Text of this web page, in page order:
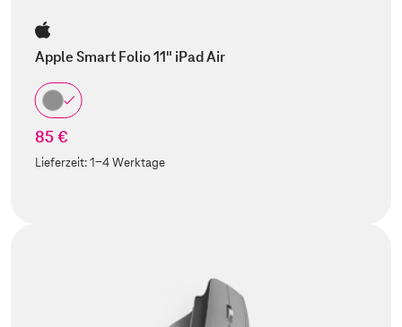
Apple Smart Folio 11" iPad Air
85 €
Lieferzeit:1-4 Werktage